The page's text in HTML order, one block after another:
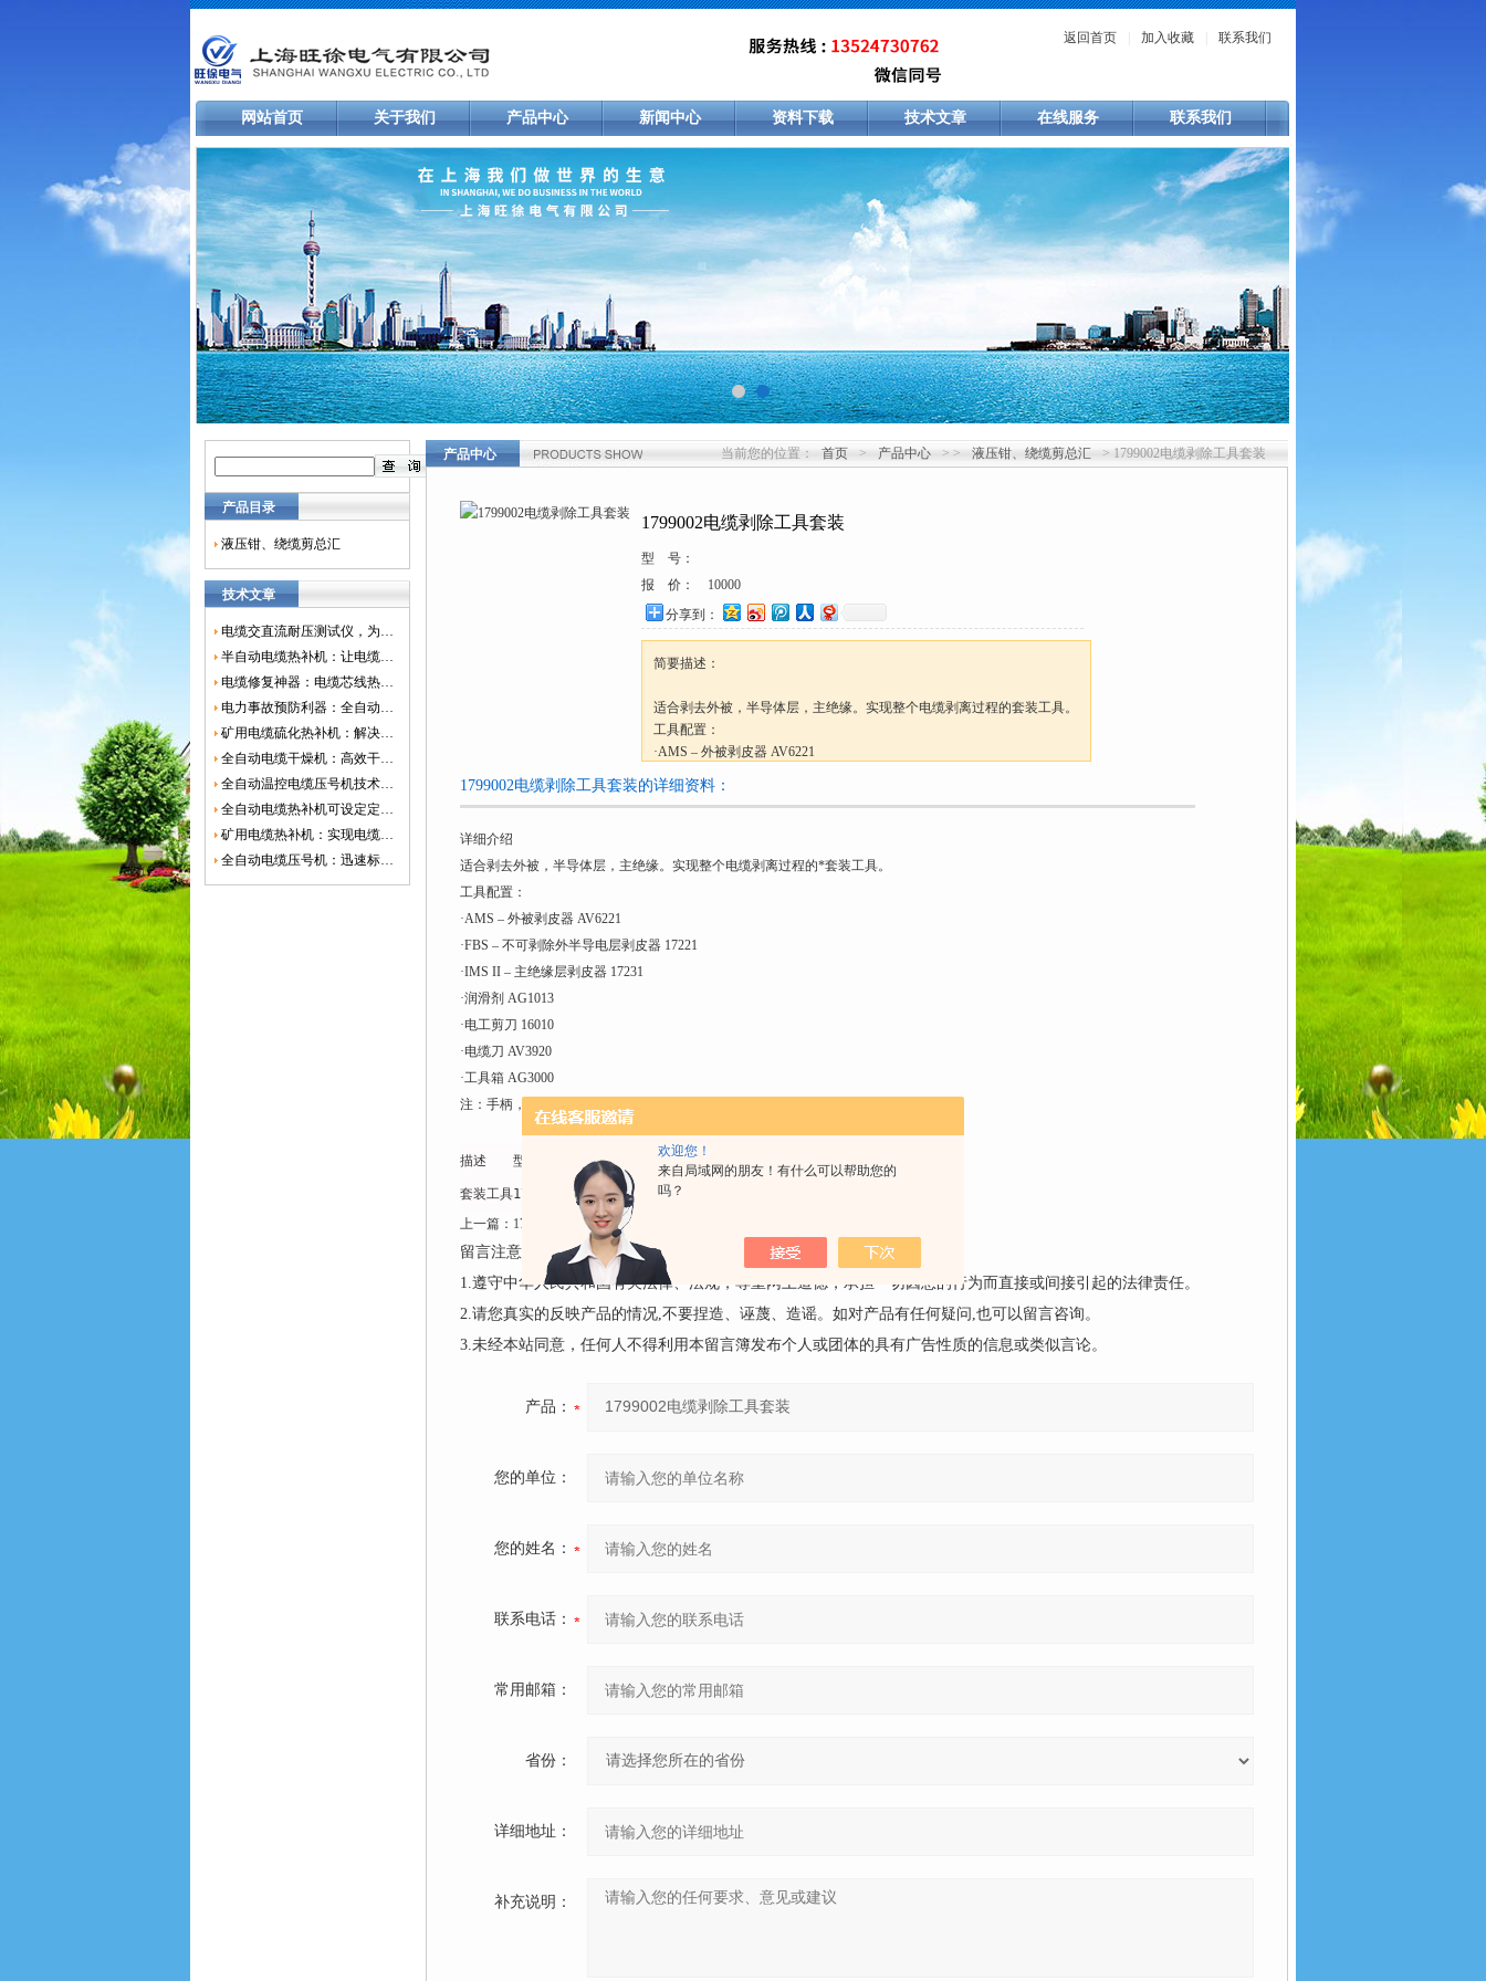
欢迎您！
来自局域网的朋友！有什么可以帮助您的
吗？
返回首页 加入收藏 联系我们
网站首页 关于我们 产品中心 新闻中心 资料下载 技术文章 在线服务 联系我们
产品目录
液压钳、绕缆剪总汇
技术文章
电缆交直流耐压测试仪，为电网安全保驾护航
半自动电缆热补机：让电缆修复更简单、更高效！
电缆修复神器：电缆芯线热补机如何保障电网安全？
电力事故预防利器：全自动控温电缆热补机
矿用电缆硫化热补机：解决矿山电缆故障的新选择
全自动电缆干燥机：高效干燥，电缆质量
全自动温控电缆压号机技术革新：数字化标识的新趋势
全自动电缆热补机可设定定时功能，实现自动化热补
矿用电缆热补机：实现电缆故障修复的高效装置
全自动电缆压号机：迅速标识电缆的利器
产品中心 当前您的位置： 首页 > 产品中心 > > 液压钳、绕缆剪总汇 > 1799002电缆剥除工具套装
1799002电缆剥除工具套装
型 号：
报 价：
10000
分享到：
简要描述：
适合剥去外被，半导体层，主绝缘。实现整个电缆剥离过程的套装工具。
工具配置：
·AMS – 外被剥皮器 AV6221
·FBS – 不可剥除外半导电层剥皮器 17221
·IMS II – 主绝缘层剥皮器 17231
·电缆刀 AV3920
描述
1799002电缆剥除工具套装的详细资料：
详细介绍
适合剥去外被，半导体层，主绝缘。实现整个电缆剥离过程的*套装工具。
工具配置：
·AMS – 外被剥皮器 AV6221
·FBS – 不可剥除外半导电层剥皮器 17221
·IMS II – 主绝缘层剥皮器 17231
·润滑剂 AG1013
·电工剪刀 16010
·电缆刀 AV3920
·工具箱 AG3000
注：手柄，套筒需另购
描述 型号 尺寸 重量
套装工具1799002 390×330×90mm3.0kg
上一篇： 17230 主绝缘层剥皮工具
留言注意事项：
1.遵守中华人民共和国有关法律、法规，尊重网上道德，承担一切因您的行为而直接或间接引起的法律责任。
2.请您真实的反映产品的情况,不要捏造、诬蔑、造谣。如对产品有任何疑问,也可以留言咨询。
3.未经本站同意，任何人不得利用本留言簿发布个人或团体的具有广告性质的信息或类似言论。
产品：
您的单位：
您的姓名：
联系电话：
常用邮箱：
省份：
详细地址：
补充说明：